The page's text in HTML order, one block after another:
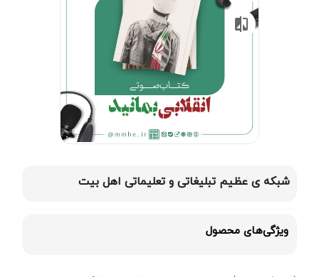
شبکه ی عظیم تبلیغاتی و تعلیماتی اهل بیت
ویژگی‌های محصول